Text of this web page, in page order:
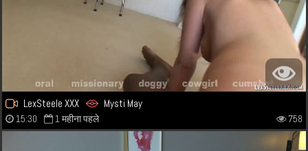
LexSteele XXX Mysti May
15:30 1 महीना पहले 758